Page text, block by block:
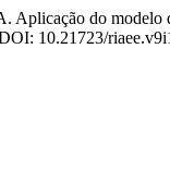
do modelo
10.21723/